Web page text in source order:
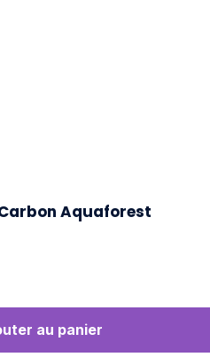
Aquaforest
au panier